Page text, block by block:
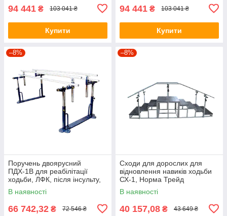
94 441 ₴ 103 041 ₴
Купити
94 441 ₴ 103 041 ₴
Купити
–8%
Поручень двоярусний
ПДХ-1В для реабілітації
ходьби, ЛФК, після інсульту,
Норма Трейд Україна
В наявності
66 742,32 ₴ 72 546 ₴
–8%
Сходи для дорослих для
відновлення навиків ходьби
СХ-1, Норма Трейд
В наявності
40 157,08 ₴ 43 649 ₴